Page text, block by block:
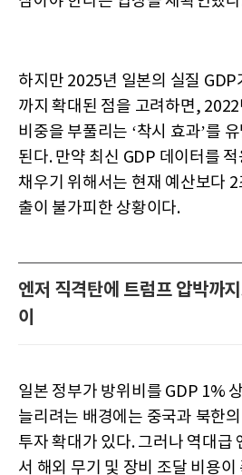
하지만 2025년 일본의 실질
까지 확대된 점을 고려하면, 2022
비중을 부풀리는 ‘착시 효과’를
된다. 만약 최신 GDP 데이터를
채우기 위해서는 현재 예산보다 2
출이 불가피한 상황이다.
엔저 직격탄에 트럼프 압박까
이
일본 정부가 방위비를 GDP 1%
늘리려는 배경에는 중국과 북한
투자 확대가 있다. 그러나 역대급
서 해외 무기 및 장비 조달 비용이